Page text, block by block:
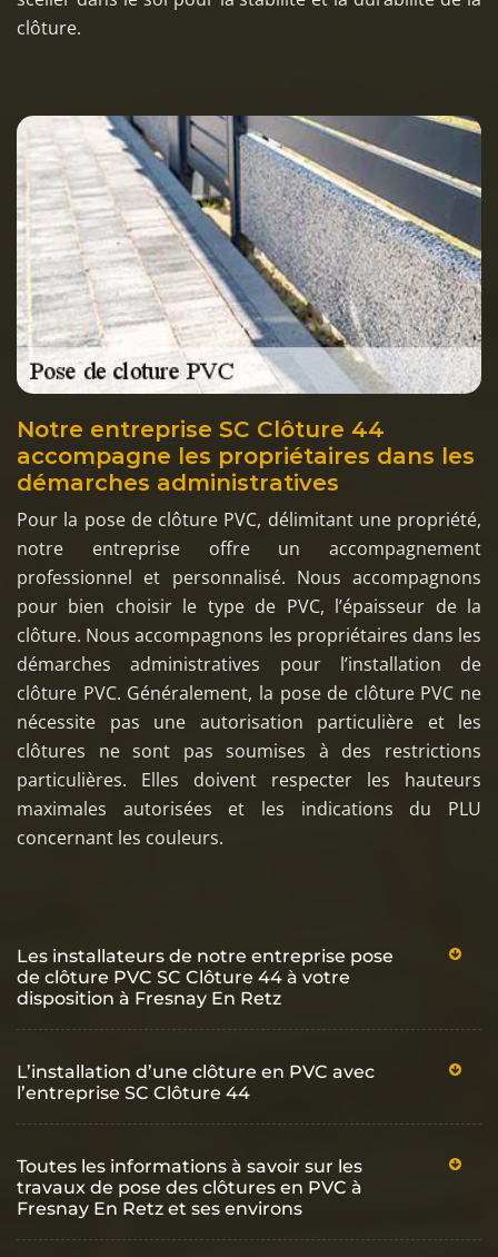
clôture.
Notre entreprise SC Clôture 44
accompagne les propriétaires dans les
démarches administratives
Pour la pose de clôture PVC, délimitant une propriété,
notre entreprise offre un accompagnement
professionnel et personnalisé. Nous accompagnons
pour bien choisir le type de PVC, l’épaisseur de la
clôture. Nous accompagnons les propriétaires dans les
démarches administratives pour l’installation de
clôture PVC. Généralement, la pose de clôture PVC ne
nécessite pas une autorisation particulière et les
clôtures ne sont pas soumises à des restrictions
particulières. Elles doivent respecter les hauteurs
maximales autorisées et les indications du PLU
concernant les couleurs.
Les installateurs de notre entreprise pose
de clôture PVC SC Clôture 44 à votre
disposition à Fresnay En Retz
L’installation d’une clôture en PVC avec
l’entreprise SC Clôture 44
Toutes les informations à savoir sur les
travaux de pose des clôtures en PVC à
Fresnay En Retz et ses environs